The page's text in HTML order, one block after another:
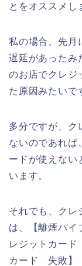
とをオススメし
私の場合、先月
遅延があったみ
のお店でクレジ
た原因みたいで
多分ですが、ク
ないのであれば
ードが使えない
います。
それでも、クレ
は、【離煙パイ
レジットカー
カード 失敗】